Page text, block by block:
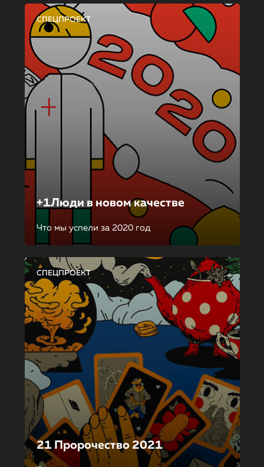
СПЕЦПРОЕКТ
+1Люди в новом качестве
Что мы успели за 2020 год
СПЕЦПРОЕКТ
21 Пророчество 2021